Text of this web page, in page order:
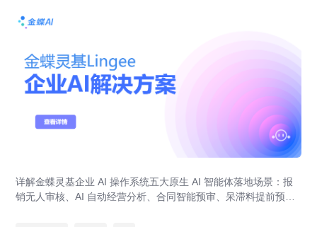
详解金蝶灵基企业 AI 操作系统五大原生 AI 智能体落地场景：报
销无人审核、AI 自动经营分析、合同智能预审、呆滞料提前预